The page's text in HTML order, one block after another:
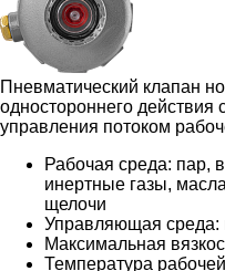
Пневматический клапан
одностороннего
управления потоком
Рабочая среда: пар,
инертные газы,
щелочи
Управляющая среда:
Максимальная
Температура